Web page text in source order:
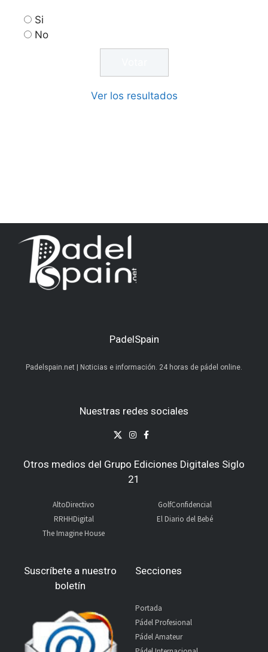
Si
No
Ver los resultados
PadelSpain
Padelspain.net | Noticias e información. 24 horas de pádel online.
Nuestras redes sociales
Otros medios del Grupo Ediciones Digitales Siglo
21
AltoDirectivo
RRHHDigital
The Imagine House
GolfConfidencial
El Diario del Bebé
Suscríbete a nuestro
boletín
Secciones
Portada
Pádel Profesional
Pádel Amateur